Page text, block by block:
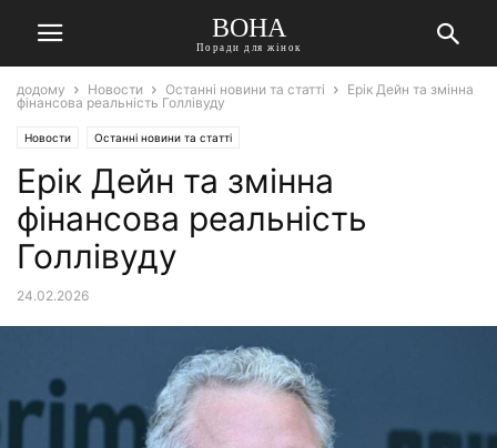
ВОНА
Поради для жінок
додому Новости Останні новини та статті
Ерік Дейн та змінна
фінансова реальність Голлівуду
Новости Останні новини та статті
Ерік Дейн та змінна
фінансова реальність
Голлівуду
24.02.2026